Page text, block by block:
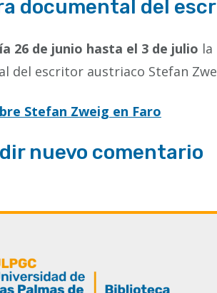
documental del
26 de junio hasta el 3 de julio
del escritor austriaco Stefan
Stefan Zweig en Faro
nuevo comentario